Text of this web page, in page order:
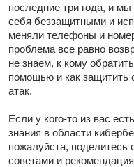
последние три года, и
себя беззащитными и
меняли телефоны и
проблема все равно
не знаем, к кому
помощью и как защитить
атак.
Если у кого-то из вас
знания в области
пожалуйста, поделитесь
советами и